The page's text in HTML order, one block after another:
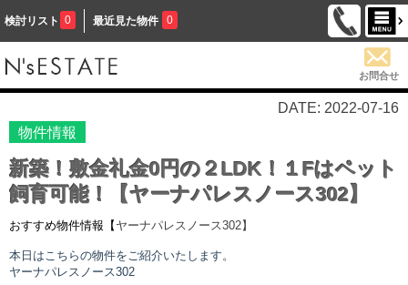
検討リスト 0 最近見た物件 0
お問合せ
DATE: 2022-07-16
物件情報
新築！敷金礼金0円の２LDK！１Fはペット
飼育可能！【ヤーナパレスノース302】
おすすめ物件情報【 ヤーナパレスノース302】
本日はこちらの物件をご紹介いたします。
ヤーナパレスノース302